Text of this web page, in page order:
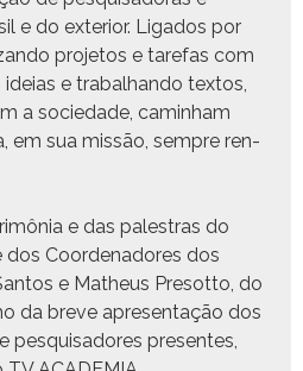
e do exte­ri­or. Lig­a­dos por
pro­je­tos e tare­fas com
e tra­bal­han­do tex­tos,
a sociedade, cam­in­ham
em sua mis­são, sem­pre ren­
e das palestras do
dos Coor­de­nadores dos
e Matheus Pre­sot­to, do
da breve apre­sen­tação dos
pesquisadores pre­sentes,